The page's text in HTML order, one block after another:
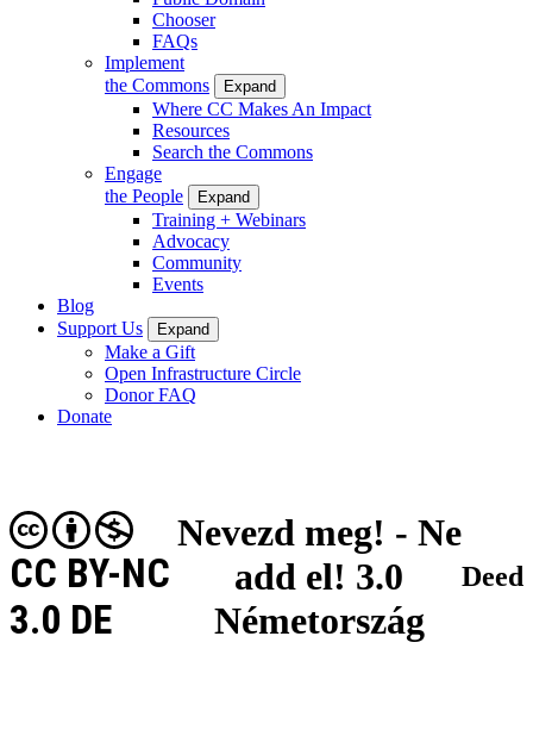
Chooser
FAQs
Implement
the Commons
Expand
Where CC Makes An Impact
Resources
Search the Commons
Engage
the People
Expand
Training + Webinars
Advocacy
Community
Events
Blog
Support Us
Expand
Make a Gift
Open Infrastructure Circle
Donor FAQ
Donate
Nevezd meg! - Ne
add el! 3.0
Németország
CC BY-NC
3.0 DE
Deed